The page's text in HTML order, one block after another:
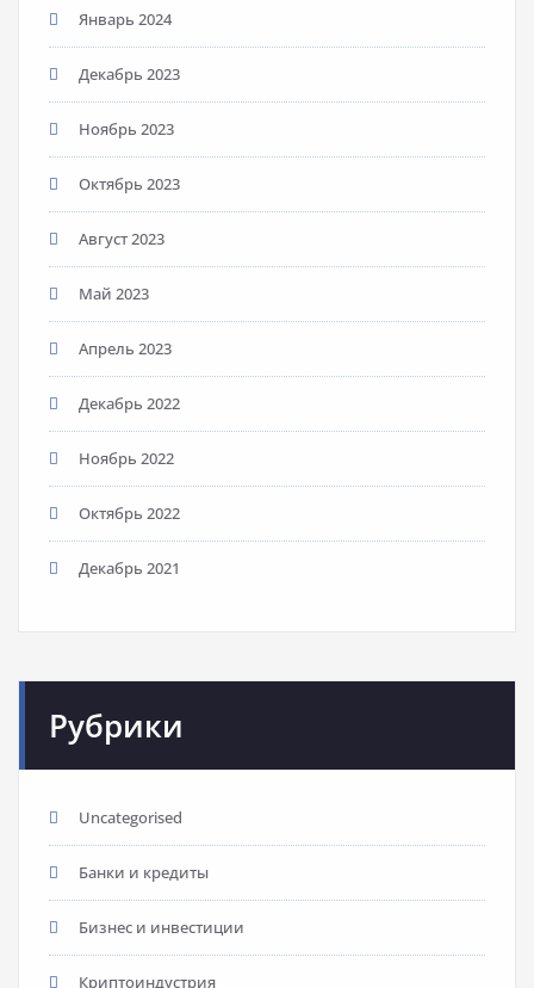
Январь 2024
Декабрь 2023
Ноябрь 2023
Октябрь 2023
Август 2023
Май 2023
Апрель 2023
Декабрь 2022
Ноябрь 2022
Октябрь 2022
Декабрь 2021
Рубрики
Uncategorised
Банки и кредиты
Бизнес и инвестиции
Криптоиндустрия